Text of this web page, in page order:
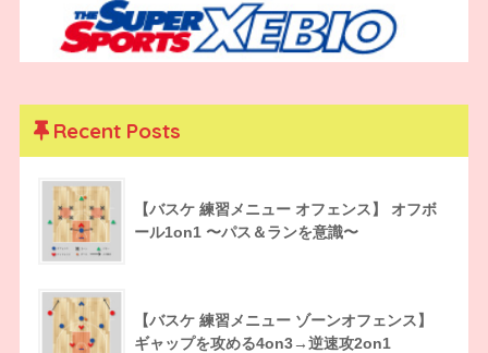
Recent Posts
【バスケ 練習メニュー オフェンス】 オフボ
ール1on1 〜パス＆ランを意識〜
【バスケ 練習メニュー ゾーンオフェンス】
ギャップを攻める4on3→逆速攻2on1